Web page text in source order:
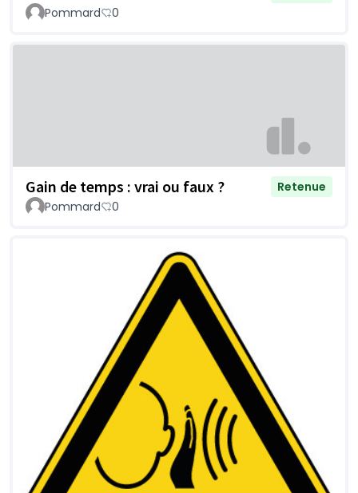
Pommard
0
Gain de temps : vrai ou faux ?
Retenue
Pommard
0